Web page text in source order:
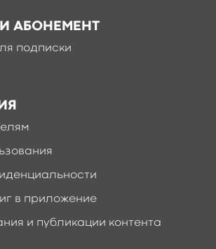
АБОНЕМЕНТ
подписки
в приложение
и публикации контента